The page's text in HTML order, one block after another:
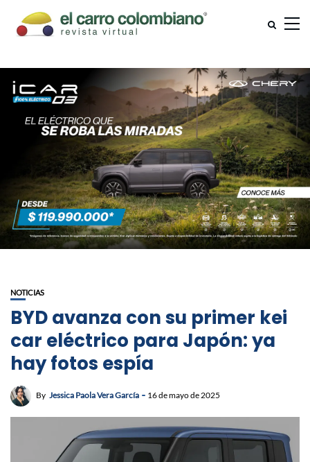
NOTICIAS
BYD avanza con su primer kei
car eléctrico para Japón: ya
hay fotos espía
By Jessica Paola Vera García 16 de mayo de 2025